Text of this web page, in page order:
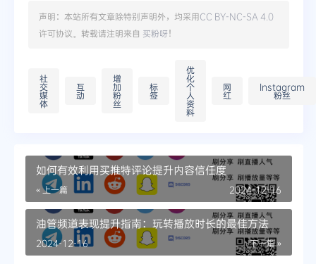
声明：本站所有文章除特别声明外，均采用CC BY-NC-SA 4.0
许可协议。转载请注明来自 买粉呀！
社
交
媒
体
互
动
增
加
粉
丝
标
签
优
化
个
人
资
料
网
红
Instagram
粉丝
如何有效利用买推特评论提升内容信任度
« 上一篇 2024-12-16
油管频道表现提升指南：玩转播放时长的最佳方法
下一篇 »
2024-12-16